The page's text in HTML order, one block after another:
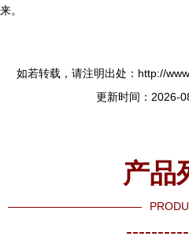
来。
如若转载，请注明出处：http://
更新时间：2026-
产品